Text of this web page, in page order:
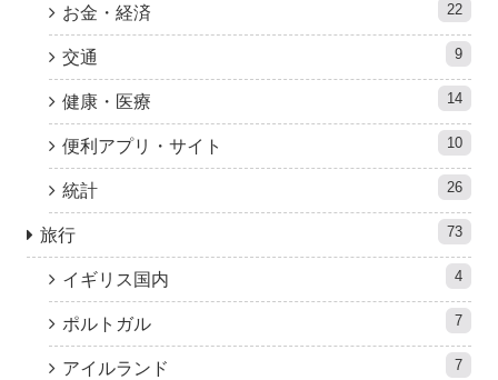
お金・経済 22
交通 9
健康・医療 14
便利アプリ・サイト 10
統計 26
旅行 73
イギリス国内 4
ポルトガル 7
アイルランド 7